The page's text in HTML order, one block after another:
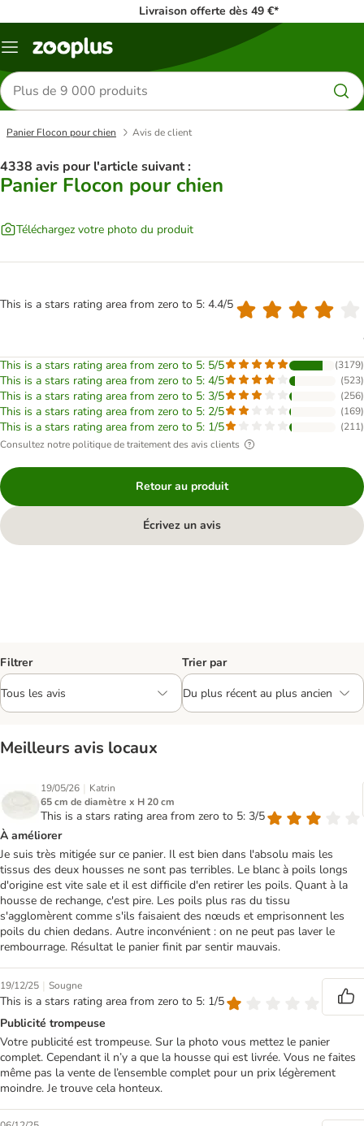
Livraison offerte dès 49 €*
Menu
Rechercher
des
produits
Panier Flocon pour chien Avis de client
4338 avis pour l'article suivant :
Panier Flocon pour chien
Téléchargez votre photo du produit
This is a stars rating area from zero to 5: 4.4/5
This is a stars rating area from zero to 5: 5/5 (3179)
This is a stars rating area from zero to 5: 4/5 (523)
This is a stars rating area from zero to 5: 3/5 (256)
This is a stars rating area from zero to 5: 2/5 (169)
This is a stars rating area from zero to 5: 1/5 (211)
Consultez notre politique de traitement des avis clients
Retour au produit
Écrivez un avis
Filtrer Trier par
Meilleurs avis locaux
19/05/26 | Katrin
65 cm de diamètre x H 20 cm
This is a stars rating area from zero to 5: 3/5
À améliorer
Je suis très mitigée sur ce panier. Il est bien dans l'absolu mais les
tissus des deux housses ne sont pas terribles. Le blanc à poils longs
d'origine est vite sale et il est difficile d'en retirer les poils. Quant à la
housse de rechange, c'est pire. Les poils plus ras du tissu
s'agglomèrent comme s'ils faisaient des nœuds et emprisonnent les
poils du chien dedans. Autre inconvénient : on ne peut pas laver le
rembourrage. Résultat le panier finit par sentir mauvais.
19/12/25 | Sougne
This is a stars rating area from zero to 5: 1/5
Publicité trompeuse
Votre publicité est trompeuse. Sur la photo vous mettez le panier
complet. Cependant il n’y a que la housse qui est livrée. Vous ne faites
même pas la vente de l’ensemble complet pour un prix légèrement
moindre. Je trouve cela honteux.